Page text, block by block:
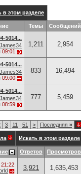
в этом разделе
Темы Сообщений
5014​...
James34
09:01
1,211 2,954
5014​...
James34
09:00
833 16,494
5014​...
James34
08:59
777 5,459
3 11 51 > Последняя »
Искать в этом разделе
Ответов Просмотров
21:22
3,921 1,635,453